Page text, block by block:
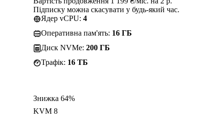
Підписку можна скасувати у будь-який час.
Ядер vCPU: 4
Оперативна пам'ять: 16 ГБ
Диск NVMe: 200 ГБ
Трафік: 16 TБ
Знижка 64%
KVM 8